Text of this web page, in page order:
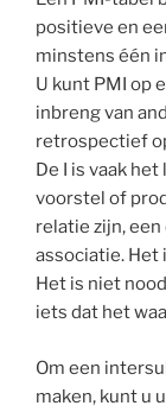
positieve en
minstens één
U kunt PMI op
inbreng van
retrospectief
De I is vaak
voorstel of
relatie zijn,
associatie. Het
Het is niet
iets dat het
Om een
maken, kunt u